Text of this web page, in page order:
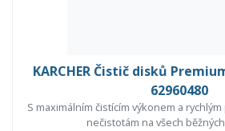
KARCHER Čistič disků
62960480
S maximálním čistícím výkonem a
nečistotám na všech